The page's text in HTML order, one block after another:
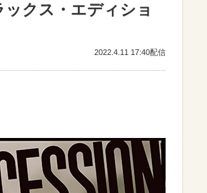
クス・エディショ
2022.4.11 17:40配信